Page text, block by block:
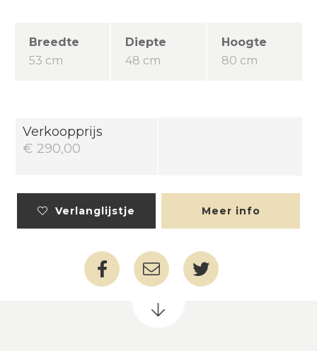
Breedte
53 cm
Diepte
48 cm
Hoogte
80 cm
Verkoopprijs
€ 290,00
Verlanglijstje Meer info